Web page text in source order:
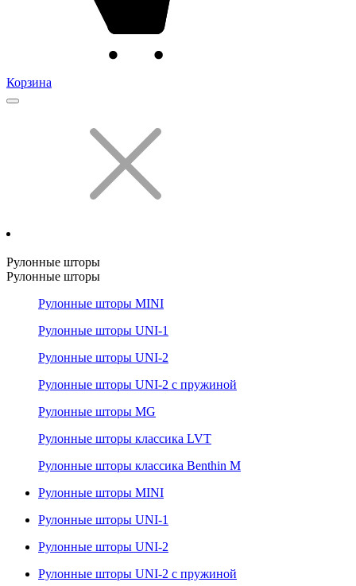
Корзина
Рулонные шторы
Рулонные шторы
Рулонные шторы MINI
Рулонные шторы UNI-1
Рулонные шторы UNI-2
Рулонные шторы UNI-2 с пружиной
Рулонные шторы MG
Рулонные шторы классика LVT
Рулонные шторы классика Benthin M
Рулонные шторы MINI
Рулонные шторы UNI-1
Рулонные шторы UNI-2
Рулонные шторы UNI-2 с пружиной